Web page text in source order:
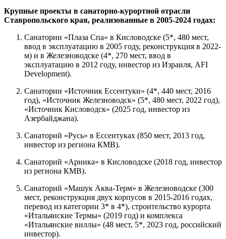
Крупные проекты в санаторно-курортной отрасли
Ставропольского края, реализованные в 2005-2024 годах:
Санатории «Плаза Спа» в Кисловодске (5*, 480 мест,
ввод в эксплуатацию в 2005 году, реконструкция в 2022-
м) и в Железноводске (4*, 270 мест, ввод в
эксплуатацию в 2012 году, инвестор из Израиля, AFI
Development).
Санатории «Источник Ессентуки» (4*, 440 мест, 2016
год), «Источник Железноводск» (5*, 480 мест, 2022 год),
«Источник Кисловодск» (2025 год, инвестор из
Азербайджана).
Санаторий «Русь» в Ессентуках (850 мест, 2013 год,
инвестор из региона КМВ).
Санаторий «Арника» в Кисловодске (2018 год, инвестор
из региона КМВ).
Санаторий «Машук Аква-Терм» в Железноводске (300
мест, реконструкция двух корпусов в 2015-2016 годах,
перевод из категории 3* в 4*), строительство курорта
«Итальянские Термы» (2019 год) и комплекса
«Итальянские виллы» (48 мест, 5*, 2023 год, российский
инвестор).